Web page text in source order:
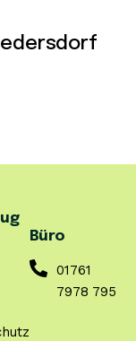
Büro
01761
7978 795